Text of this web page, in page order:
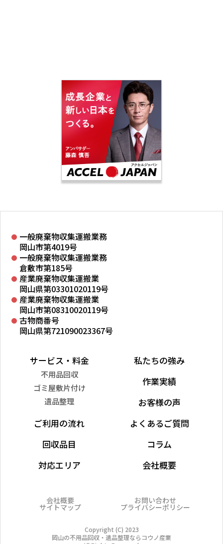
一般廃棄物収集運搬業務
岡山市第4019号
一般廃棄物収集運搬業務
倉敷市第185号
産業廃棄物収集運搬業
岡山県第03301020119号
産業廃棄物収集運搬業
岡山市第08310020119号
古物商番号
岡山県第721090023367号
サービス・料金
不用品回収
ゴミ屋敷片付け
遺品整理
私たちの強み
作業実績
お客様の声
ご利用の流れ
回収品目
対応エリア
よくあるご質問
コラム
会社概要
会社概要 お問い合わせ
サイトマップ プライバシーポリシー
Copyright (C) 2023
岡山の不用品回収・遺品整理ならコウノ産業